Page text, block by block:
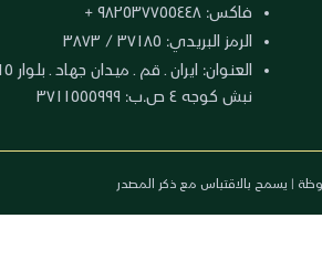
فاكس: ٩٨٢٥٣٧٧٥٥٤٤٨ +
الرمز البريدي: ٣٧١٨٥ / ٣٨٧٣
نبش كوجه ٤ ص.ب: ٣٧١١٥٥٥٩٩٩
| يسمح بالاقتباس مع ذكر المصدر